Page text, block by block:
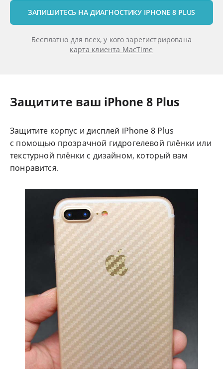
ЗАПИШИТЕСЬ НА ДИАГНОСТИКУ IPHONE 8 PLUS
Бесплатно для всех, у кого зарегистрирована
карта клиента MacTime
Защитите ваш iPhone 8 Plus
Защитите корпус и дисплей iPhone 8 Plus
с помощью прозрачной гидрогелевой плёнки или
текстурной плёнки с дизайном, который вам
понравится.